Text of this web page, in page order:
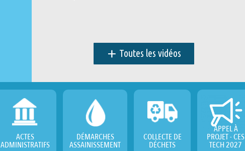
+ Toutes les vidéos
ACTES
ADMINISTRATIFS
DÉMARCHES
ASSAINISSEMENT
COLLECTE DE
DÉCHETS
APPEL À
PROJET - CES
TECH 2027